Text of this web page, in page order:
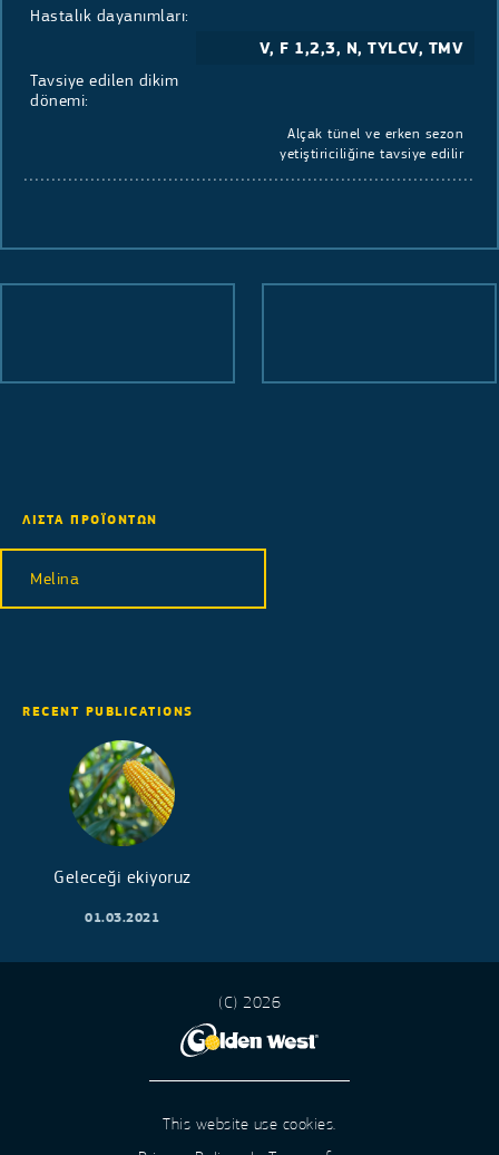
Hastalık dayanımları:
V, F 1,2,3, N, TYLCV, TMV
Tavsiye edilen dikim
dönemi:
Alçak tünel ve erken sezon
yetiştiriciliğine tavsiye edilir
ΛΙΣΤΑ ΠΡΟΪΟΝΤΩΝ
Melina
RECENT PUBLICATIONS
Geleceği ekiyoruz
01.03.2021
(C) 2026
This website use cookies.